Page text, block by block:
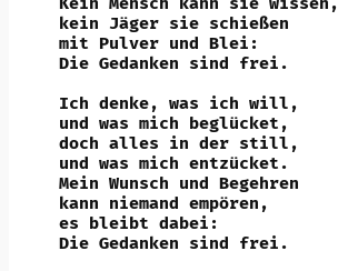
kein Jäger sie schießen
mit Pulver und Blei:
Die Gedanken sind frei.
Ich denke, was ich will,
und was mich beglücket,
doch alles in der still,
und was mich entzücket.
Mein Wunsch und Begehren
kann niemand empören,
es bleibt dabei:
Die Gedanken sind frei.